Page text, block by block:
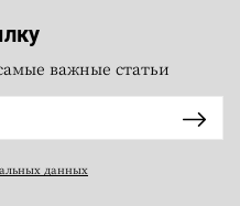
важные статьи
данных